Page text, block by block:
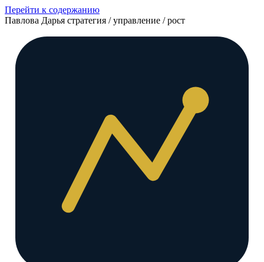
Перейти к содержанию
Павлова Дарья стратегия / управление / рост